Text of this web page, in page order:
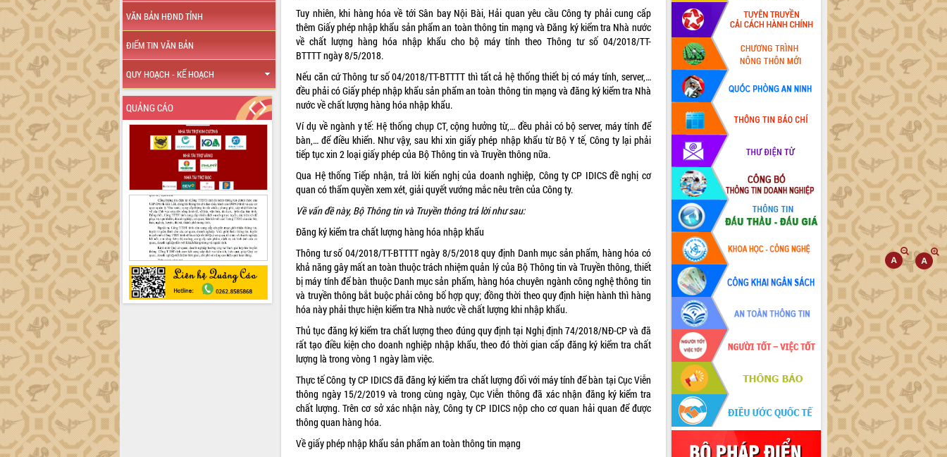
VĂN BẢN HĐND TỈNH
ĐIỂM TIN VĂN BẢN
QUY HOẠCH - KẾ HOẠCH
QUẢNG CÁO
Tuy nhiên, khi hàng hóa về tới Sân bay Nội Bài, Hải quan yêu cầu Công ty phải cung cấp
thêm Giấy phép nhập khẩu sản phẩm an toàn thông tin mạng và Đăng ký kiểm tra Nhà nước
về chất lượng hàng hóa nhập khẩu cho bộ máy tính theo Thông tư số 04/2018/TT-
BTTTTngày 8/5/2018.
Nếu căn cứ Thông tư số 04/2018/TT-BTTTT thì tất cả hệ thống thiết bị có máy tính, server,…
đều phải có Giấy phép nhập khẩu sản phẩm an toàn thông tin mạng và đăng ký kiểm tra Nhà
nước về chất lượng hàng hóa nhập khẩu.
Ví dụ về ngành y tế: Hệ thống chụp CT, cộng hưởng từ,… đều phải có bộ server, máy tính để
bàn,… để điều khiển. Như vậy, sau khi xin giấy phép nhập khẩu từ Bộ Y tế, Công ty lại phải
tiếp tục xin 2 loại giấy phép của Bộ Thông tin và Truyền thông nữa.
Qua Hệ thống Tiếp nhận, trả lời kiến nghị của doanh nghiệp, Công ty CP IDICS đề nghị cơ
quan có thẩm quyền xem xét, giải quyết vướng mắc nêu trên của Công ty.
Về vấn đề này, Bộ Thông tin và Truyền thôngtrả lờinhư sau:
Đăng ký kiểm tra chất lượng hàng hóa nhập khẩu
Thông tư số 04/2018/TT-BTTTT ngày 8/5/2018 quy định Danh mục sản phẩm, hàng hóa có
khả năng gây mất an toàn thuộc trách nhiệm quản lý của Bộ Thông tin và Truyền thông, thiết
bị máy tính để bàn thuộc Danh mục sản phẩm, hàng hóa chuyên ngành công nghệ thông tin
và truyền thông bắt buộc phải công bố hợp quy; đồng thời theo quy định hiện hành thì hàng
hóa này phải thực hiện kiểm tra Nhà nước về chất lượng khi nhập khẩu.
Thủ tục đăng ký kiểm tra chất lượng theo đúng quy định tại Nghị định 74/2018/NĐ-CP và đã
rất tạo điều kiện cho doanh nghiệp nhập khẩu, theo đó thời gian cấp đăng ký kiểm tra chất
lượng là trong vòng 1 ngày làm việc.
Thực tế Công ty CP IDICS đã đăng ký kiểm tra chất lượng đối với máy tính để bàn tại Cục Viễn
thông ngày 15/2/2019 và trong cùng ngày, Cục Viễn thông đã xác nhận đăng ký kiểm tra
chất lượng. Trên cơ sở xác nhận này, Công ty CP IDICS nộp cho cơ quan hải quan để được
thông quan hàng hóa.
Về giấy phép nhập khẩu sản phẩm an toàn thông tin mạng